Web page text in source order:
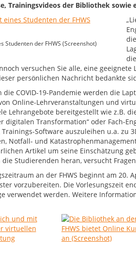
Trainingsvideos der Bibliothek
Studenten der FHWS (Screenshot)
versuchen Sie alle, eine
persönlichen Nachricht bedankte
die COVID-19-Pandemie werden die
Online-Lehrveranstaltungen und
Lehrangebote bereitgestellt wie z.B.
digitalen Transformation“ oder Fach-
Software auszuleihen u.a. zu
Notfall- und
Artikel um seine Einschätzung
die Studierenden heran, versucht
an der FHWS beginnt am
vorzubereiten. Die Vorlesungszeit
verwendet werden. Weitere